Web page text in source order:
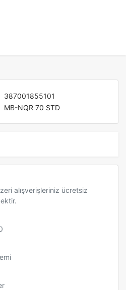
387001855101
MB-NQR 70 STD
alışverişleriniz ücretsiz